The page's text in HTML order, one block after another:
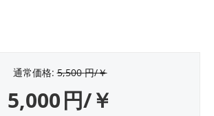
通常価格: 5,500 円/￥
5,000円/￥